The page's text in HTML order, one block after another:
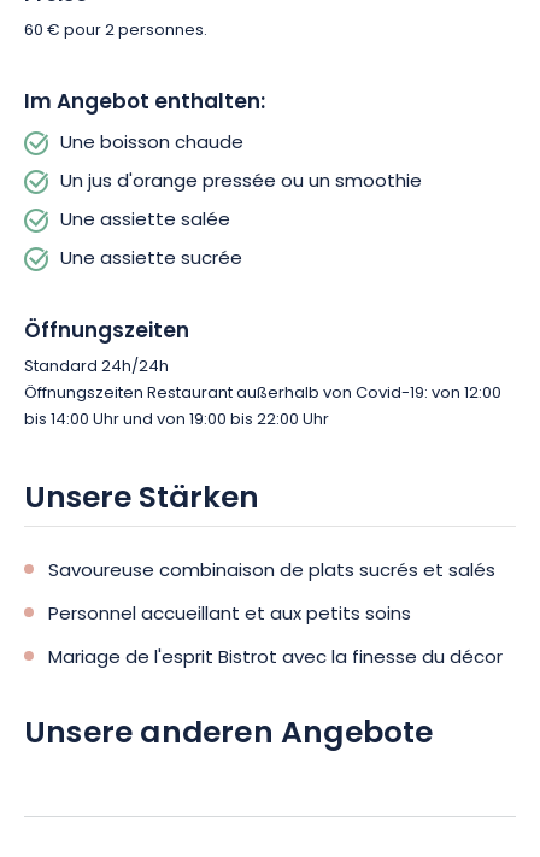
im Herzen von Reims. Die feine Einrichtung wurde mit dem
Geist eines Bistros kombiniert, um eine entspannte
Atmosphäre zu schaffen, die Sie zu zweit, mit Freunden oder
der Familie genießen können.
60 € pour 2 personnes.
Im Angebot enthalten:
Une boisson chaude
Un jus d'orange pressée ou un smoothie
Une assiette salée
Une assiette sucrée
Öffnungszeiten
Standard 24h/24h
Öffnungszeiten Restaurant außerhalb von Covid-19: von 12:00
bis 14:00 Uhr und von 19:00 bis 22:00 Uhr
Unsere Stärken
Savoureuse combinaison de plats sucrés et salés
Personnel accueillant et aux petits soins
Mariage de l'esprit Bistrot avec la finesse du décor
Unsere anderen Angebote